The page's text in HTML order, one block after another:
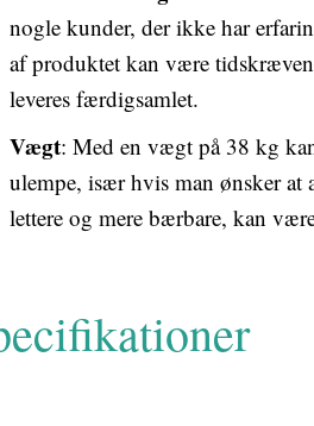
nogle kunder, der ikke har
af produktet kan være
leveres færdigsamlet.
Vægt: Med en vægt på 38 kg
ulempe, især hvis man ønsker
lettere og mere bærbare, kan